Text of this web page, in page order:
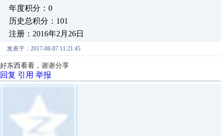
年度积分：0
历史总积分：101
注册：2016年2月26日
发表于：2017-08-07 11:21:45
好东西看看，谢谢分享
回复 引用 举报